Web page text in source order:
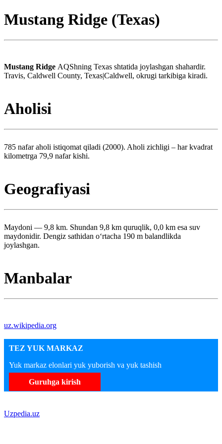
Mustang Ridge (Texas)
Mustang Ridge AQShning Texas shtatida joylashgan shahardir.
Travis, Caldwell County, Texas|Caldwell, okrugi tarkibiga kiradi.
Aholisi
785 nafar aholi istiqomat qiladi (2000). Aholi zichligi – har kvadrat
kilometrga 79,9 nafar kishi.
Geografiyasi
Maydoni — 9,8 km. Shundan 9,8 km quruqlik, 0,0 km esa suv
maydonidir. Dengiz sathidan oʻrtacha 190 m balandlikda
joylashgan.
Manbalar
uz.wikipedia.org
TEZ YUK MARKAZ
Yuk markaz elonlari yuk yuborish va yuk tashish
Guruhga kirish
Uzpedia.uz